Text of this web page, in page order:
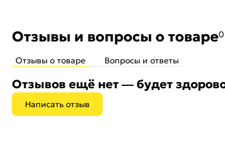
Отзывы и вопросы о товаре0
Отзывы о товаре Вопросы и ответы
Отзывов ещё нет — будет
Написать отзыв